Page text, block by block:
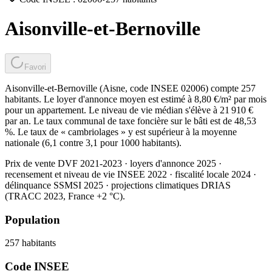
Aisonville-et-Bernoville
Favori
Aisonville-et-Bernoville (Aisne, code INSEE 02006) compte 257
habitants. Le loyer d'annonce moyen est estimé à 8,80 €/m² par mois
pour un appartement. Le niveau de vie médian s'élève à 21 910 €
par an. Le taux communal de taxe foncière sur le bâti est de 48,53
%. Le taux de « cambriolages » y est supérieur à la moyenne
nationale (6,1 contre 3,1 pour 1000 habitants).
Prix de vente DVF 2021-2023 · loyers d'annonce 2025 ·
recensement et niveau de vie INSEE 2022 · fiscalité locale 2024 ·
délinquance SSMSI 2025 · projections climatiques DRIAS
(TRACC 2023, France +2 °C).
Population
257 habitants
Code INSEE